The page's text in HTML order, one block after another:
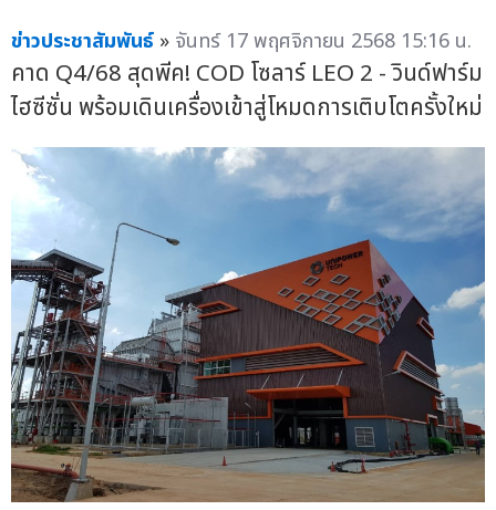
ข่าวประชาสัมพันธ์ » จันทร์ 17 พฤศจิกายน 2568 15:16 น.
คาด Q4/68 สุดพีค! COD โซลาร์ LEO 2 - วินด์ฟาร์ม
ไฮซีซั่น พร้อมเดินเครื่องเข้าสู่โหมดการเติบโตครั้งใหม่